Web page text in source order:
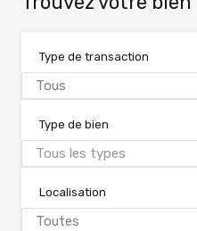
Type de transaction
Tous
Type de bien
Tous les types
Localisation
Toutes